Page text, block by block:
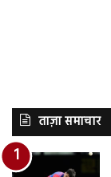
ताज़ा समाचार